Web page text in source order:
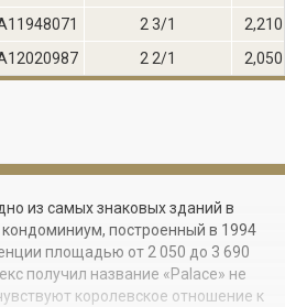
2 3/1
2,210
2 2/1 2,050
из самых знаковых зданий в
построенный в 1994
площадью от 2 050 до 3 690
получил название «Palace» не
королевское отношение к